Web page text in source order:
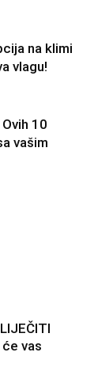
na klimi
vlagu!
10
vašim
vas